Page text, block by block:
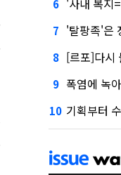
6 '사내 복지=
7 '탈팡족'은
8 [르포]다시 불
9 폭염에 녹아
10 기획부터 수